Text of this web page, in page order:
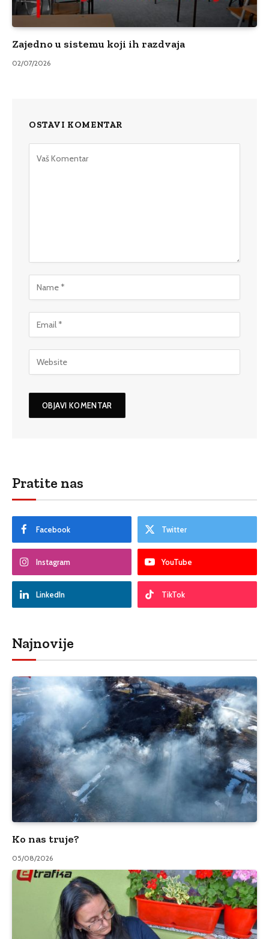
Zajedno u sistemu koji ih razdvaja
02/07/2026
OSTAVI KOMENTAR
Pratite nas
Facebook Twitter
Instagram YouTube
LinkedIn TikTok
Najnovije
Ko nas truje?
05/08/2026